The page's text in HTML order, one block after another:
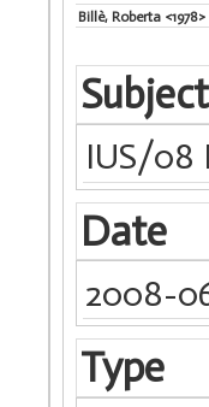
Billè, Roberta <1978>
Subject
IUS/08
Date
2008-
Type